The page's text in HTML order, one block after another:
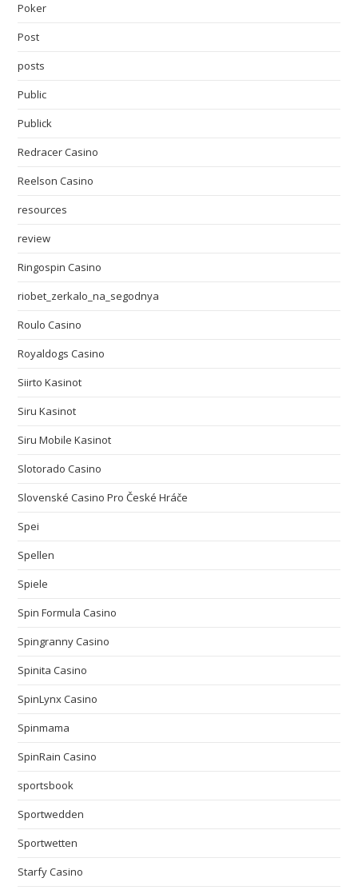
Poker
Post
posts
Public
Publick
Redracer Casino
Reelson Casino
resources
review
Ringospin Casino
riobet_zerkalo_na_segodnya
Roulo Casino
Royaldogs Casino
Siirto Kasinot
Siru Kasinot
Siru Mobile Kasinot
Slotorado Casino
Slovenské Casino Pro České Hráče
Spei
Spellen
Spiele
Spin Formula Casino
Spingranny Casino
Spinita Casino
SpinLynx Casino
Spinmama
SpinRain Casino
sportsbook
Sportwedden
Sportwetten
Starfy Casino